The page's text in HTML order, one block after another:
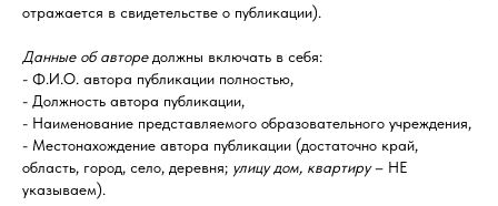
отражается в свидетельстве о публикации).
Данные об авторедолжны включать в себя:
- Ф.И.О. автора публикации полностью,
- Должность автора публикации,
- Наименование представляемого образовательного учреждения,
- Местонахождение автора публикации (достаточно край,
область, город, село, деревня; улицу дом, квартиру– НЕ
указываем).